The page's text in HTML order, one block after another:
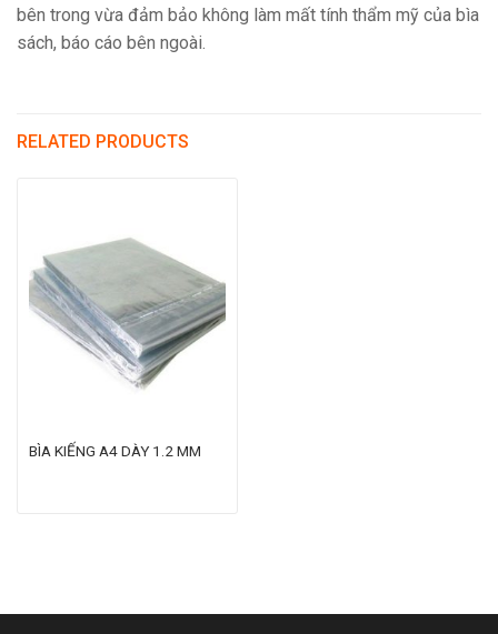
bên trong vừa đảm bảo không làm mất tính thẩm mỹ của bìa
sách, báo cáo bên ngoài.
RELATED PRODUCTS
BÌA KIẾNG A4 DÀY 1.2 MM